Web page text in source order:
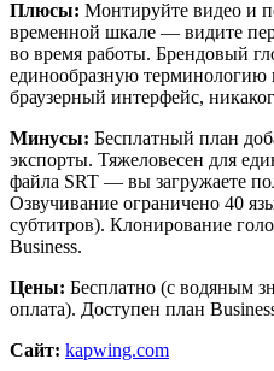
Плюсы: Монтируйте видео и
временной шкале — видите
во время работы. Брендовый
единообразную терминологию
браузерный интерфейс,
Минусы: Бесплатный план
экспорты. Тяжеловесен для
файла SRT — вы загружаете
Озвучивание ограничено 40
субтитров). Клонирование
Business.
Цены: Бесплатно (с водяным
оплата). Доступен план
Сайт: kapwing.com